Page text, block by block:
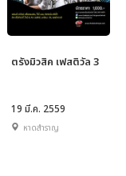
ตรังมิวสิค เฟสติวัล 3
19 มี.ค. 2559
หาดสำราญ